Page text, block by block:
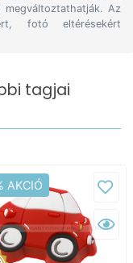
megváltoztathatják. Az
fotó eltérésekért
tagjai
AKCIÓ